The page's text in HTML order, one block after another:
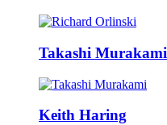
Takashi Murakami
Keith Haring